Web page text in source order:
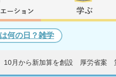
何の日？雑学
10月から新加算を創設 厚労省案